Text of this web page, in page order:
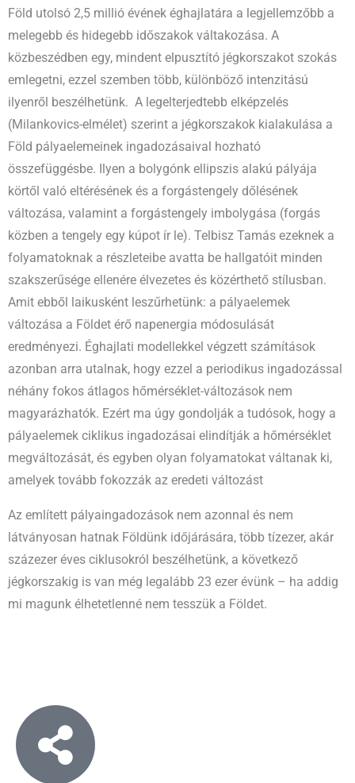
Föld utolsó 2,5 millió évének éghajlatára a legjellemzőbb a
melegebb és hidegebb időszakok váltakozása. A
közbeszédben egy, mindent elpusztító jégkorszakot szokás
emlegetni, ezzel szemben több, különböző intenzitású
ilyenről beszélhetünk. A legelterjedtebb elképzelés
(Milankovics-elmélet) szerint a jégkorszakok kialakulása a
Föld pályaelemeinek ingadozásaival hozható
összefüggésbe. Ilyen a bolygónk ellipszis alakú pályája
körtől való eltérésének és a forgástengely dőlésének
változása, valamint a forgástengely imbolygása (forgás
közben a tengely egy kúpot ír le). Telbisz Tamás ezeknek a
folyamatoknak a részleteibe avatta be hallgatóit minden
szakszerűsége ellenére élvezetes és közérthető stílusban.
Amit ebből laikusként leszűrhetünk: a pályaelemek
változása a Földet érő napenergia módosulását
eredményezi. Éghajlati modellekkel végzett számítások
azonban arra utalnak, hogy ezzel a periodikus ingadozással
néhány fokos átlagos hőmérséklet-változások nem
magyarázhatók. Ezért ma úgy gondolják a tudósok, hogy a
pályaelemek ciklikus ingadozásai elindítják a hőmérséklet
megváltozását, és egyben olyan folyamatokat váltanak ki,
amelyek tovább fokozzák az eredeti változást
Az említett pályaingadozások nem azonnal és nem
látványosan hatnak Földünk időjárására, több tízezer, akár
százezer éves ciklusokról beszélhetünk, a következő
jégkorszakig is van még legalább 23 ezer évünk – ha addig
mi magunk élhetetlenné nem tesszük a Földet.